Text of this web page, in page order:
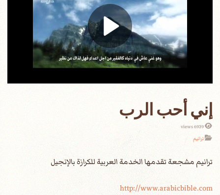
إني أحب الرب
6939 views
ترانيم
http://www.arabicbible.com